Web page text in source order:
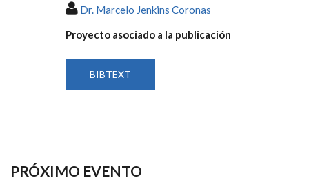
Dr. Marcelo Jenkins Coronas
Proyecto asociado a la publicación
BIBTEXT
PRÓXIMO EVENTO